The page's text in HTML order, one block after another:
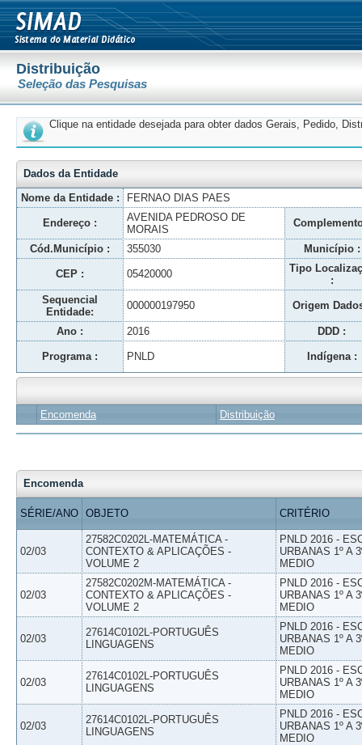
Distribuição
Seleção das Pesquisas
Clique na entidade desejada para obter dados Gerais, Pedido,
Dados da Entidade
Nome da Entidade :
FERNAO DIAS PAES
Endereço :
AVENIDA PEDROSO DE
MORAIS
Cód.Município : 355030 Município :
CEP : 05420000
Tipo
:
Sequencial
Entidade:
000000197950 Origem
Ano : 2016 DDD :
Programa : PNLD Indígena :
Encomenda Distribuição
Encomenda
SÉRIE/ANO OBJETO CRITÉRIO
02/03
27582C0202L-MATEMÁTICA -
CONTEXTO & APLICAÇÕES -
VOLUME 2
PNLD 2016 -
URBANAS 1º A
MEDIO
02/03
27582C0202M-MATEMÁTICA -
CONTEXTO & APLICAÇÕES -
VOLUME 2
PNLD 2016 -
URBANAS 1º A
MEDIO
02/03
27614C0102L-PORTUGUÊS
LINGUAGENS
PNLD 2016 -
URBANAS 1º A
MEDIO
02/03
27614C0102L-PORTUGUÊS
LINGUAGENS
PNLD 2016 -
URBANAS 1º A
MEDIO
02/03
27614C0102L-PORTUGUÊS
LINGUAGENS
PNLD 2016 -
URBANAS 1º A
MEDIO